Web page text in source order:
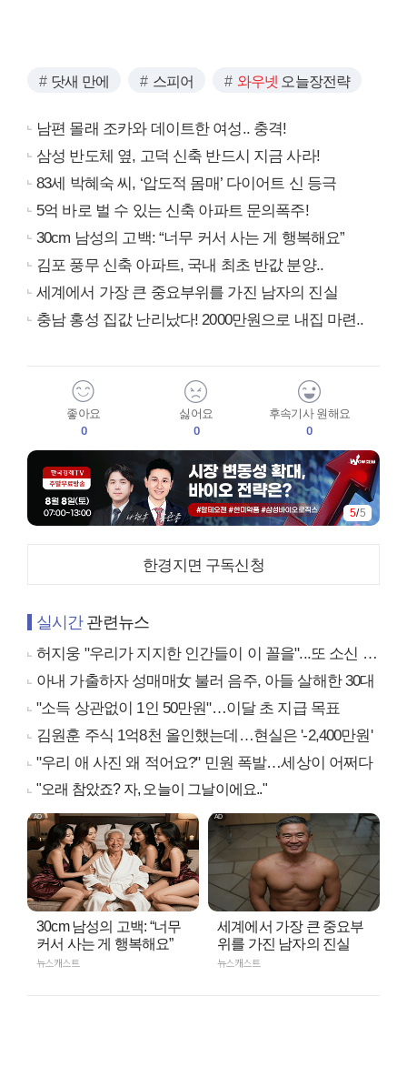
닷새 만에 스피어 와우넷 오늘장전략
남편 몰래 조카와 데이트한 여성.. 충격!
삼성 반도체 옆, 고덕 신축 반드시 지금 사라!
83세 박혜숙 씨, ‘압도적 몸매’ 다이어트 신 등극
5억 바로 벌 수 있는 신축 아파트 문의폭주!
30cm 남성의 고백: “너무 커서 사는 게 행복해요”
김포 풍무 신축 아파트, 국내 최초 반값 분양..
세계에서 가장 큰 중요부위를 가진 남자의 진실
충남 홍성 집값 난리났다! 2000만원으로 내집 마련..
좋아요
0
싫어요
0
후속기사 원해요
0
5/5
한경지면 구독신청
실시간관련뉴스
허지웅 "우리가 지지한 인간들이 이 꼴을"...또 소신 발언
아내 가출하자 성매매女 불러 음주, 아들 살해한 30대
"소득 상관없이 1인 50만원"…이달 초 지급 목표
김원훈 주식 1억8천 올인했는데…현실은 '-2,400만원'
"우리 애 사진 왜 적어요?" 민원 폭발…세상이 어쩌다
"오래 참았죠? 자, 오늘이 그날이에요.."
30cm 남성의 고백: “너무
커서 사는 게 행복해요”
뉴스캐스트
세계에서 가장 큰 중요부
위를 가진 남자의 진실
뉴스캐스트